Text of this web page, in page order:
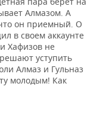
Алмазом. А
что он приемный. О
в своем аккаунте
Хафизов не
уступить
Алмаз и Гульназ
молодым! Как